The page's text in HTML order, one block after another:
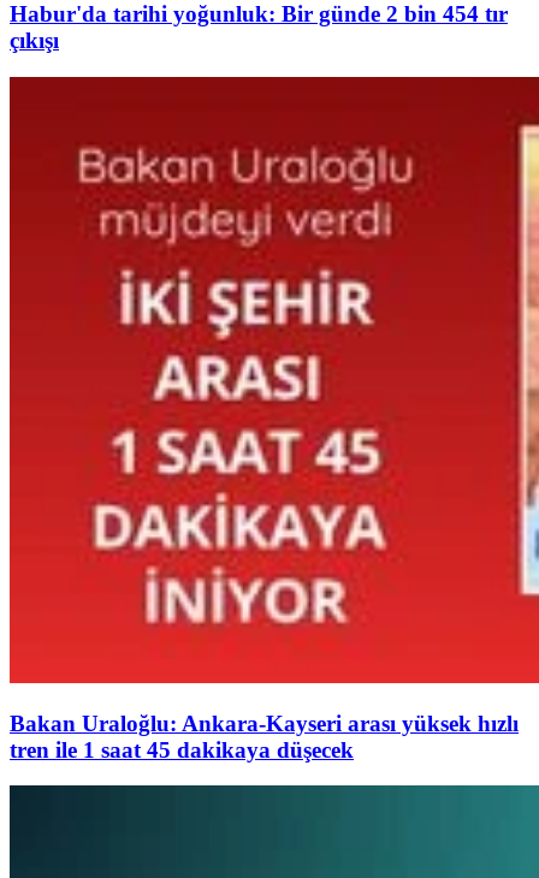
Habur'da tarihi yoğunluk: Bir günde 2 bin 454 tır
çıkışı
Bakan Uraloğlu: Ankara-Kayseri arası yüksek hızlı
tren ile 1 saat 45 dakikaya düşecek